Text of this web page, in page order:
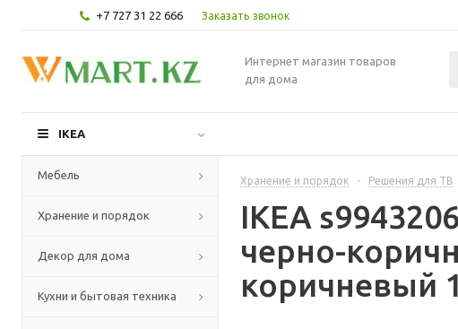
+7 727 31 22 666 Заказать звонок
Интернет магазин товаров
для дома
IKEA
Мебель
Хранение и порядок
Декор для дома
Кухни и бытовая техника
Хранение и порядок - Решения для ТВ
IKEA
черно-
коричневый